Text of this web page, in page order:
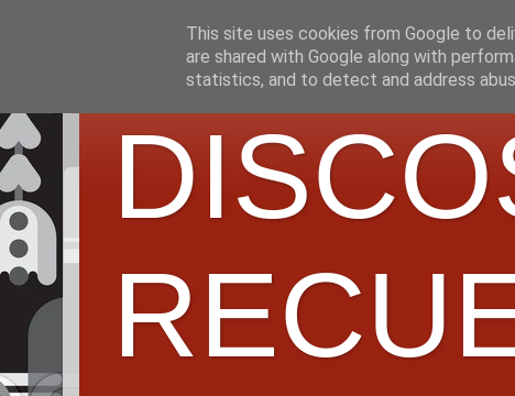
This site uses cookies from Google to
are shared with Google along with
statistics, and to detect and address